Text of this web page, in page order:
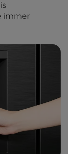
immer